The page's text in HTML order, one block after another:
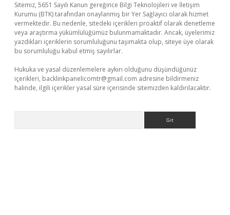
Sitemiz, 5651 Sayılı Kanun gereğince Bilgi Teknolojileri ve İletişim
Kurumu (BTK) tarafından onaylanmış bir Yer Sağlayıcı olarak hizmet
vermektedir. Bu nedenle, sitedeki içerikleri proaktif olarak denetleme
veya araştırma yükümlülüğümüz bulunmamaktadır. Ancak, üyelerimiz
yazdıkları içeriklerin sorumluluğunu taşımakta olup, siteye üye olarak
bu sorumluluğu kabul etmiş sayılırlar.
Hukuka ve yasal düzenlemelere aykırı olduğunu düşündüğünüz
içerikleri, backlinkpanelicomtr@gmail.com adresine bildirmeniz
halinde, ilgili içerikler yasal süre içerisinde sitemizden kaldırılacaktır.